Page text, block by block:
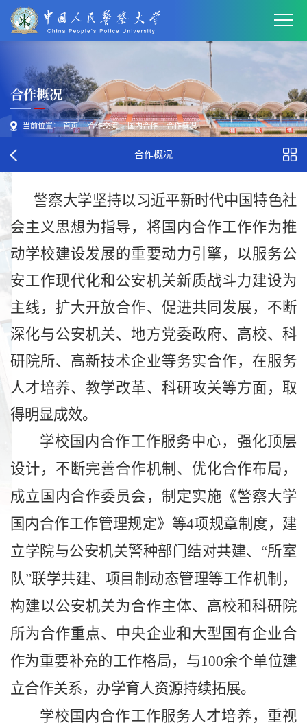
合作概况
当前位置： 首页 - 合作交流 - 国内合作 - 合作概况
合作概况
警察大学坚持以习近平新时代中国特色社
会主义思想为指导，将国内合作工作作为推
动学校建设发展的重要动力引擎，以服务公
安工作现代化和公安机关新质战斗力建设为
主线，扩大开放合作、促进共同发展，不断
深化与公安机关、地方党委政府、高校、科
研院所、高新技术企业等务实合作，在服务
人才培养、教学改革、科研攻关等方面，取
得明显成效。
学校国内合作工作服务中心，强化顶层
设计，不断完善合作机制、优化合作布局，
成立国内合作委员会，制定实施《警察大学
国内合作工作管理规定》等4项规章制度，建
立学院与公安机关警种部门结对共建、“所室
队”联学共建、项目制动态管理等工作机制，
构建以公安机关为合作主体、高校和科研院
所为合作重点、中央企业和大型国有企业合
作为重要补充的工作格局，与100余个单位建
立合作关系，办学育人资源持续拓展。
学校国内合作工作服务人才培养，重视